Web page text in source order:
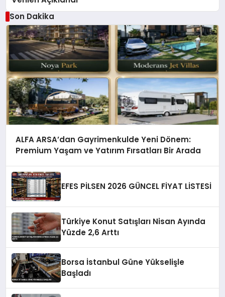
Son Dakika
ALFA ARSA’dan Gayrimenkulde Yeni Dönem:
Premium Yaşam ve Yatırım Fırsatları Bir Arada
EFES PİLSEN 2026 GÜNCEL FİYAT LİSTESİ
Türkiye Konut Satışları Nisan Ayında
Yüzde 2,6 Arttı
Borsa İstanbul Güne Yükselişle
Başladı